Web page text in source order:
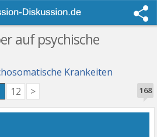
auf psychische
Krankeiten
168
12 >